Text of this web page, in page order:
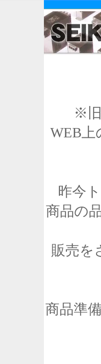
※
WEB
昨今
商品の
販売を
商品準